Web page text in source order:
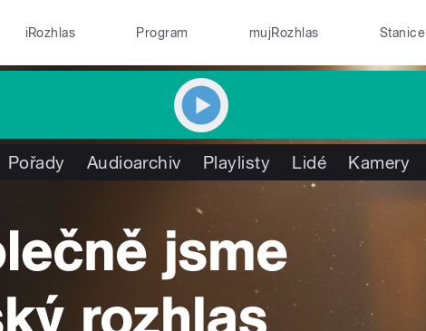
iRozhlas Program mujRozhlas Stanice
Pořady Audioarchiv Playlisty Lidé Kamery